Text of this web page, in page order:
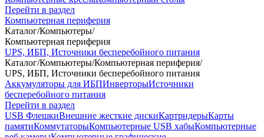
Перейти в раздел
Компьютерная периферия
Каталог/Компьютеры/
Компьютерная периферия
UPS, ИБП, Источники бесперебойного питания
Каталог/Компьютеры/Компьютерная периферия/
UPS, ИБП, Источники бесперебойного питания
Аккумуляторы для ИБПИнверторыИсточники
бесперебойного питания
Перейти в раздел
USB ФлешкиВнешние жесткие дискиКартридерыКарты
памятиКоммутаторыКомпьютерные USB хабыКомпьютерные